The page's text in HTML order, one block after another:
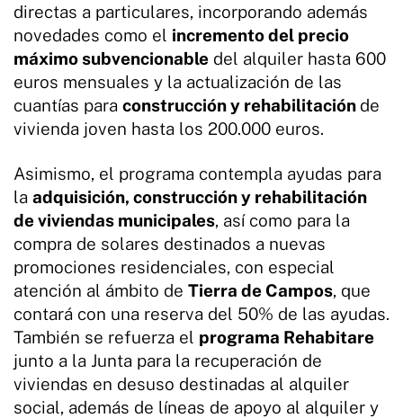
directas a particulares, incorporando además
novedades como el incremento del precio
máximo subvencionable del alquiler hasta 600
euros mensuales y la actualización de las
cuantías para construcción y rehabilitación de
vivienda joven hasta los 200.000 euros.
Asimismo, el programa contempla ayudas para
la adquisición, construcción y rehabilitación
de viviendas municipales, así como para la
compra de solares destinados a nuevas
promociones residenciales, con especial
atención al ámbito de Tierra de Campos, que
contará con una reserva del 50% de las ayudas.
También se refuerza el programa Rehabitare
junto a la Junta para la recuperación de
viviendas en desuso destinadas al alquiler
social, además de líneas de apoyo al alquiler y